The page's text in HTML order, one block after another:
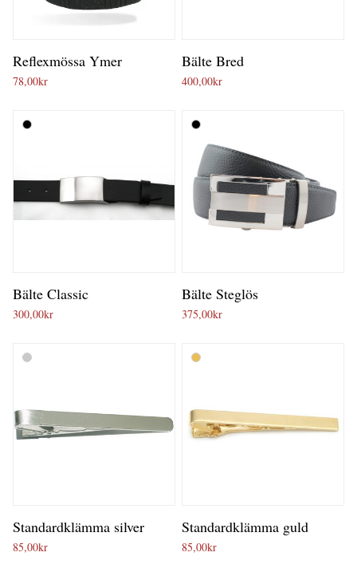
Reflexmössa Ymer
78,00kr
Bälte Bred
400,00kr
Bälte Classic
300,00kr
Bälte Steglös
375,00kr
Standardklämma silver
85,00kr
Standardklämma guld
85,00kr